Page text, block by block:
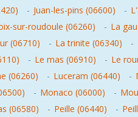
- Juan-les-pins (06600) -
sur-roudoule (06260) - La
(06710) - La trinite (06340) -
- Le mas (06910) - Le
(06260) - Luceram (06440) -
- Monaco (06000) -
(06580) - Peille (06440) -